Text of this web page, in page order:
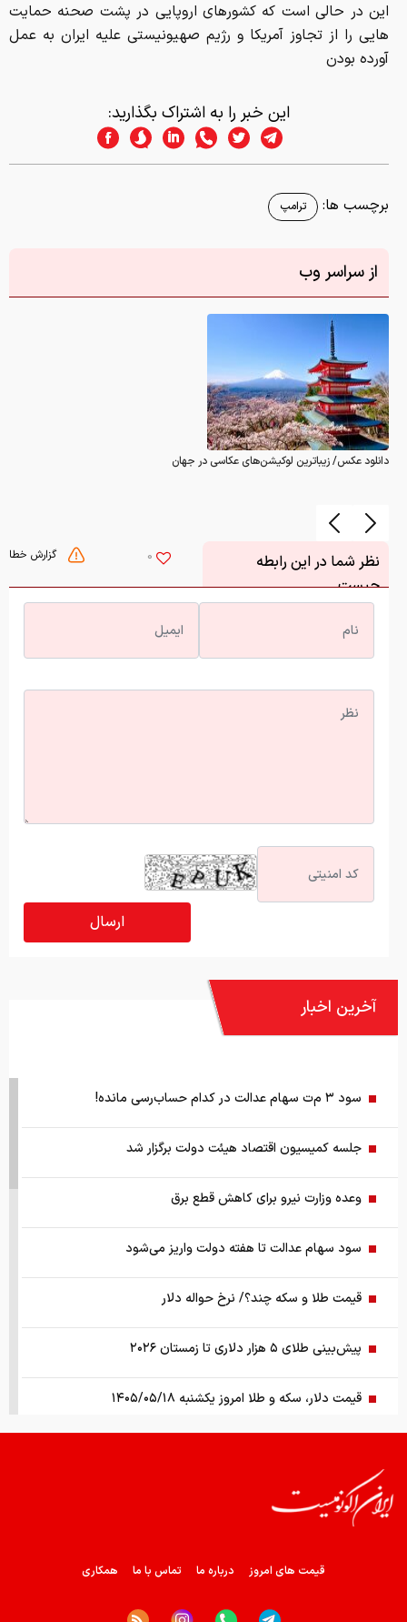
این در حالی است که کشورهای اروپایی در پشت صحنه حمایت
هایی را از تجاوز آمریکا و رژیم صهیونیستی علیه ایران به عمل
آورده بودن
این خبر را به اشتراک بگذارید:
برچسب ها: ترامپ
از سراسر وب
دانلود عکس/ زیباترین لوکیشن‌های عکاسی در جهان
گزارش خطا 0
نظر شما در این رابطه
چیست
آخرین اخبار
سود ۳ م‌ت سهام عدالت در کدام حساب‌رسی‌ مانده!
جلسه کمیسیون اقتصاد هیئت دولت برگزار شد
وعده وزارت نیرو برای کاهش قطع برق
سود سهام عدالت تا هفته دولت واریز می‌شود
قیمت طلا و سکه چند؟/ نرخ حواله دلار
پیش‌بینی طلای ۵ هزار دلاری تا زمستان ۲۰۲۶
قیمت دلار، سکه و طلا امروز یکشنبه ۱۴۰۵/۰۵/۱۸
چرا سرمایه‌گذاران حرفه‌ای فقط روی یک بازار تمرکز نمی‌کنند؟
قیمت های امروز درباره ما تماس با ما همکاری